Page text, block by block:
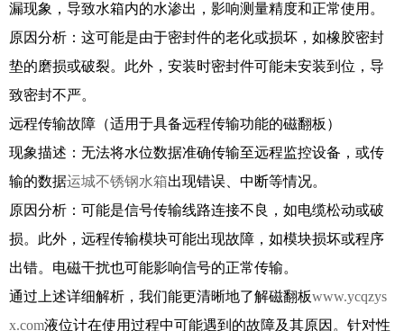
漏现象，导致水箱内的水渗出，影响测量精度和正常使用。
原因分析：这可能是由于密封件的老化或损坏，如橡胶密封
垫的磨损或破裂。此外，安装时密封件可能未安装到位，导
致密封不严。
远程传输故障（适用于具备远程传输功能的磁翻板）
现象描述：无法将水位数据准确传输至远程监控设备，或传
输的数据运城不锈钢水箱出现错误、中断等情况。
原因分析：可能是信号传输线路连接不良，如电缆松动或破
损。此外，远程传输模块可能出现故障，如模块损坏或程序
出错。电磁干扰也可能影响信号的正常传输。
通过上述详细解析，我们能更清晰地了解磁翻板www.ycqzys
x.com液位计在使用过程中可能遇到的故障及其原因。针对性